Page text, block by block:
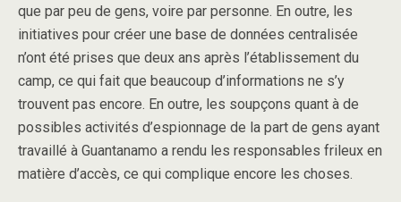
que par peu de gens, voire par personne. En outre, les
initiatives pour créer une base de données centralisée
n’ont été prises que deux ans après l’établissement du
camp, ce qui fait que beaucoup d’informations ne s’y
trouvent pas encore. En outre, les soupçons quant à de
possibles activités d’espionnage de la part de gens ayant
travaillé à Guantanamo a rendu les responsables frileux en
matière d’accès, ce qui complique encore les choses.